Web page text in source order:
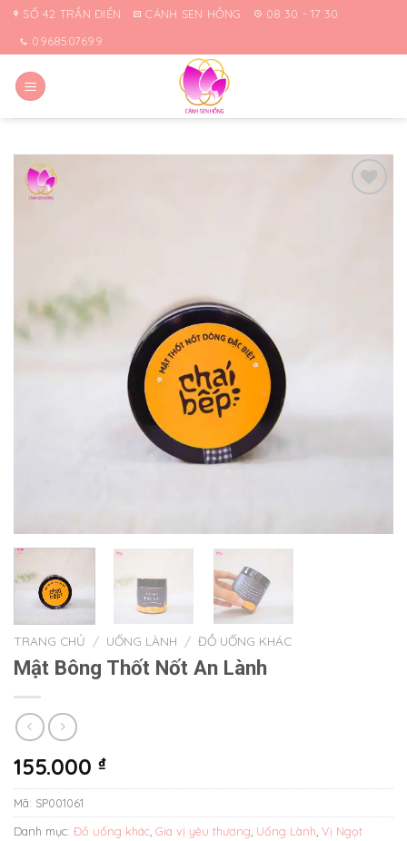
Skip
content
SỐ 42 TRẦN ĐIỀN CÁNH SEN HỒNG
08:30 - 17:30
0968507699
TRANG CHỦ / UỐNG LÀNH / ĐỒ UỐNG KHÁC
Mật Bông Thốt Nốt An Lành
155.000 ₫
Mã: SP001061
Danh mục: Đồ uống khác, Gia vị yêu thương, Uống Lành, Vị Ngọt